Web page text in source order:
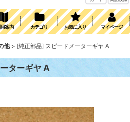
案内 カテゴリ お気に入り マイページ
他 > [純正部品] スピードメーターギヤ A
ターギヤ A